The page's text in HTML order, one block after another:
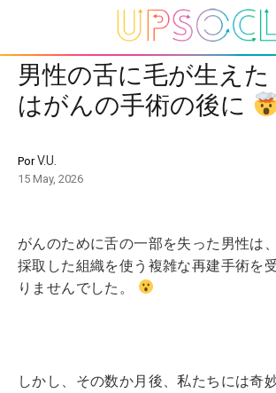
男性の舌に毛が生えた
はがんの手術の後に
PorV.U.
15 May, 2026
がんのために舌の一部を失った男性は
採取した組織を使う複雑な再建手術を
りませんでした。
しかし、その数か月後、私たちには奇